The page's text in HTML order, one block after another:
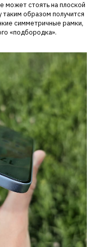
может стоять на плоской
образом получится
симметричные рамки,
«подбородка».